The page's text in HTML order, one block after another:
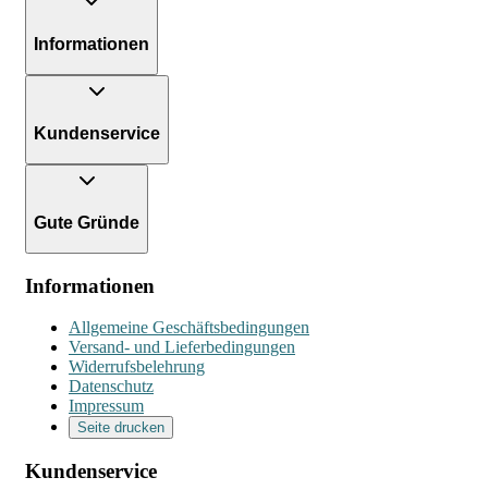
Informationen
Kundenservice
Gute Gründe
Informationen
Allgemeine Geschäftsbedingungen
Versand- und Lieferbedingungen
Widerrufsbelehrung
Datenschutz
Impressum
Seite drucken
Kundenservice